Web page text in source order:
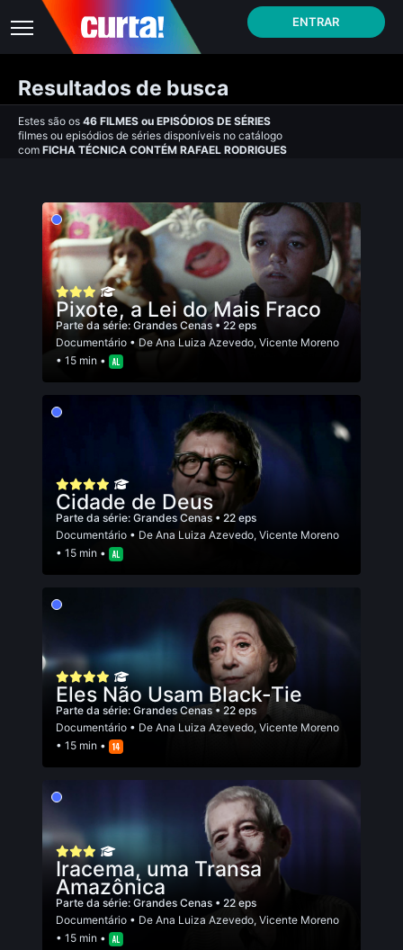
ENTRAR
Resultados de busca
Estes são os 46 FILMES ou EPISÓDIOS DE SÉRIES
filmes ou episódios de séries disponíveis no catálogo
com FICHA TÉCNICA CONTÉM RAFAEL RODRIGUES
Pixote, a Lei do Mais Fraco
Parte da série: Grandes Cenas • 22 eps
Documentário • De Ana Luiza Azevedo, Vicente Moreno
• 15 min •
Cidade de Deus
Parte da série: Grandes Cenas• 22 eps
Documentário • De Ana Luiza Azevedo, Vicente Moreno
• 15 min •
Eles Não Usam Black-Tie
Parte da série: Grandes Cenas • 22 eps
Documentário • De Ana Luiza Azevedo, Vicente Moreno
• 15 min •
Iracema, uma Transa
Amazônica
Parte da série: Grandes Cenas • 22 eps
Documentário • De Ana Luiza Azevedo, Vicente Moreno
• 15 min •